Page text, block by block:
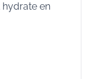
hydrate en